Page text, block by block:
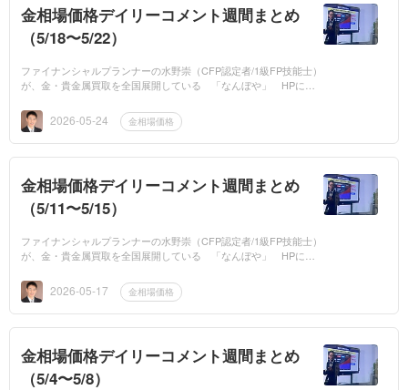
金相場価格デイリーコメント週間まとめ
（5/18〜5/22）
ファイナンシャルプランナーの水野崇（CFP認定者/1級FP技能士）
が、金・貴金属買取を全国展開している 「なんぼや」 HPに、
週の金相場価格の...
2026-05-24 金相場価格
金相場価格デイリーコメント週間まとめ
（5/11〜5/15）
ファイナンシャルプランナーの水野崇（CFP認定者/1級FP技能士）
が、金・貴金属買取を全国展開している 「なんぼや」 HPに、
週の金相場価格の...
2026-05-17 金相場価格
金相場価格デイリーコメント週間まとめ
（5/4〜5/8）